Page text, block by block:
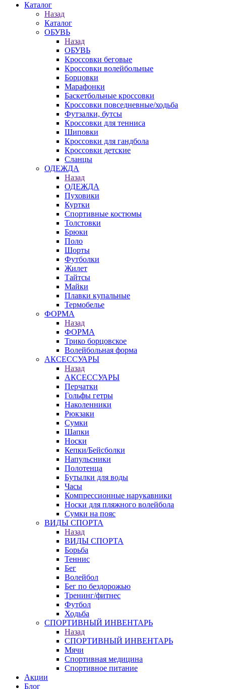
Каталог
Назад
Каталог
ОБУВЬ
Назад
ОБУВЬ
Кроссовки беговые
Кроссовки волейбольные
Борцовки
Марафонки
Баскетбольные кроссовки
Кроссовки повседневные/ходьба
Футзалки, бутсы
Кроссовки для тенниса
Шиповки
Кроссовки для гандбола
Кроссовки детские
Сланцы
ОДЕЖДА
Назад
ОДЕЖДА
Пуховики
Куртки
Спортивные костюмы
Толстовки
Брюки
Поло
Шорты
Футболки
Жилет
Тайтсы
Майки
Плавки купальные
Термобелье
ФОРМА
Назад
ФОРМА
Трико борцовское
Волейбольная форма
АКСЕССУАРЫ
Назад
АКСЕССУАРЫ
Перчатки
Гольфы гетры
Наколенники
Рюкзаки
Сумки
Шапки
Носки
Кепки/Бейсболки
Напульсники
Полотенца
Бутылки для воды
Часы
Компрессионные нарукавники
Носки для пляжного волейбола
Сумки на пояс
ВИДЫ СПОРТА
Назад
ВИДЫ СПОРТА
Борьба
Теннис
Бег
Волейбол
Бег по бездорожью
Тренинг/фитнес
Футбол
Ходьба
СПОРТИВНЫЙ ИНВЕНТАРЬ
Назад
СПОРТИВНЫЙ ИНВЕНТАРЬ
Мячи
Спортивная медицина
Спортивное питание
Акции
Блог